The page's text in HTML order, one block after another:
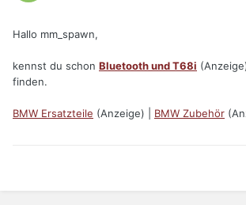
Hallo mm_spawn,
kennst du schon Bluetooth und T68i
finden.
BMW Ersatzteile (Anzeige) | BMW Zubehör